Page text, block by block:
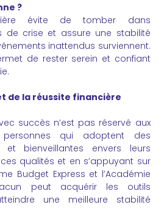
?
évite de tomber dans
de crise et assure une stabilité
inattendus surviennent.
de rester serein et confiant
de la réussite financière
succès n’est pas réservé aux
qui adoptent des
et bienveillantes envers leurs
qualités et en s’appuyant sur
Budget Express et l’Académie
peut acquérir les outils
une meilleure stabilité